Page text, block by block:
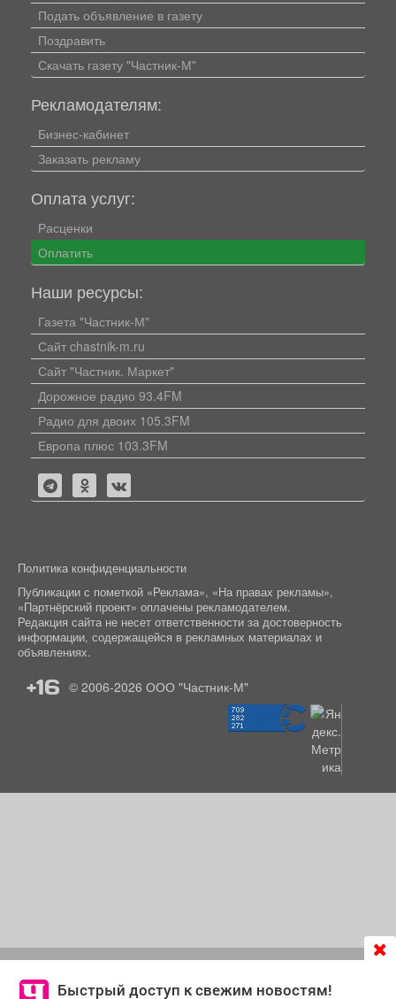
Быстрый доступ к свежим новостям!
согласие на обработку файлов cookie, которые
Подать объявление в газету
Поздравить
Скачать газету "Частник-М"
Рекламодателям:
Бизнес-кабинет
Заказать рекламу
Оплата услуг:
Расценки
Оплатить
Наши ресурсы:
Газета "Частник-М"
Сайт chastnik-m.ru
Сайт "Частник. Маркет"
Дорожное радио 93.4FM
Радио для двоих 105.3FM
Европа плюс 103.3FM
Политика конфиденциальности
Публикации с пометкой «Реклама», «На правах рекламы»,
«Партнёрский проект» оплачены рекламодателем.
Редакция сайта не несет ответственности за достоверность
информации, содержащейся в рекламных материалах и
объявлениях.
+16 © 2006-2026 ООО "Частник-М"